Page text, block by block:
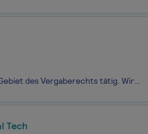
Seit mehr als zwei Jahrzehnten sind die Partner der Kanzlei auf dem Gebiet des Vergaberechts tätig. Wir beraten von unserem Sitz in Bonn aus bei sämtlichen Fragestellungen rund um eine Vergabe von Aufträgen und Konzessionen – sowohl auf Auftraggeber- als auch auf Bieterseite.Zur Verstärkung unseres
Tech